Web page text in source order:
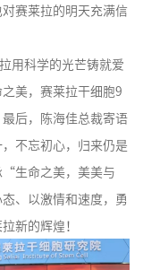
赛莱拉的明天充满信
用科学的光芒铸就爱
美，赛莱拉干细胞9
后，陈海佳总裁寄语
不忘初心，归来仍是
“生命之美，美美与
、以激情和速度，勇
新的辉煌！